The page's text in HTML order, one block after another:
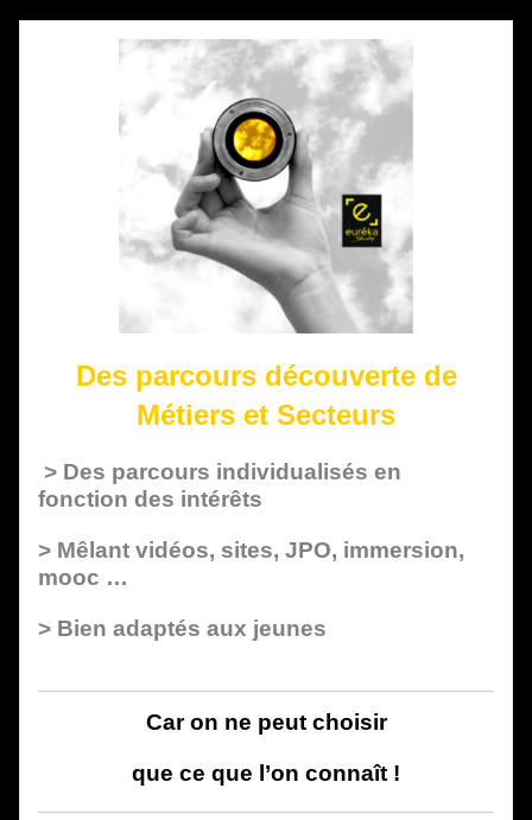
Des parcours découverte de
Métiers et Secteurs
> Des parcours individualisés en
fonction des intérêts
> Mêlant vidéos, sites, JPO, immersion,
mooc …
> Bien adaptés aux jeunes
Car on ne peut choisir
que ce que l’on connaît !